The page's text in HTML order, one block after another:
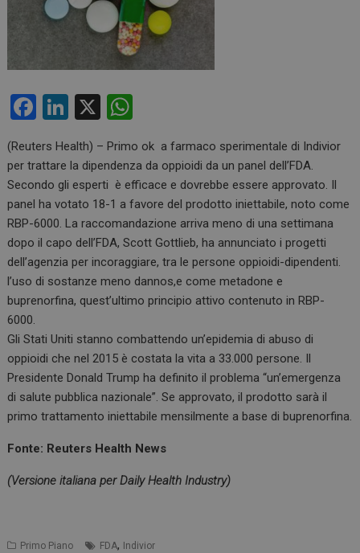
F
ce
b
o
o
k
Li
ke
dI
n
X
at
s
A
p
p
(Reuters Health) – Primo ok a farmaco sperimentale di Indivior
per trattare la dipendenza da oppioidi da un panel dell’FDA.
Secondo gli esperti è efficace e dovrebbe essere approvato. Il
panel ha votato 18-1 a favore del prodotto iniettabile, noto come
RBP-6000. La raccomandazione arriva meno di una settimana
dopo il capo dell’FDA, Scott Gottlieb, ha annunciato i progetti
dell’agenzia per incoraggiare, tra le persone oppioidi-dipendenti.
l’uso di sostanze meno dannos,e come metadone e
buprenorfina, quest’ultimo principio attivo contenuto in RBP-
6000.
Gli Stati Uniti stanno combattendo un’epidemia di abuso di
oppioidi che nel 2015 è costata la vita a 33.000 persone. Il
Presidente Donald Trump ha definito il problema “un’emergenza
di salute pubblica nazionale”. Se approvato, il prodotto sarà il
primo trattamento iniettabile mensilmente a base di buprenorfina.
Fonte: Reuters Health News
(Versione italiana per Daily Health Industry)
Primo Piano FDA, Indivior